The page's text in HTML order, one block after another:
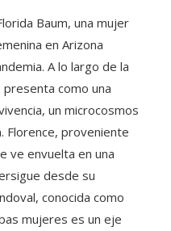
Baum, una mujer
en Arizona
A lo largo de la
presenta como una
un microcosmos
Florence, proveniente
ve envuelta en una
desde su
conocida como
mujeres es un eje